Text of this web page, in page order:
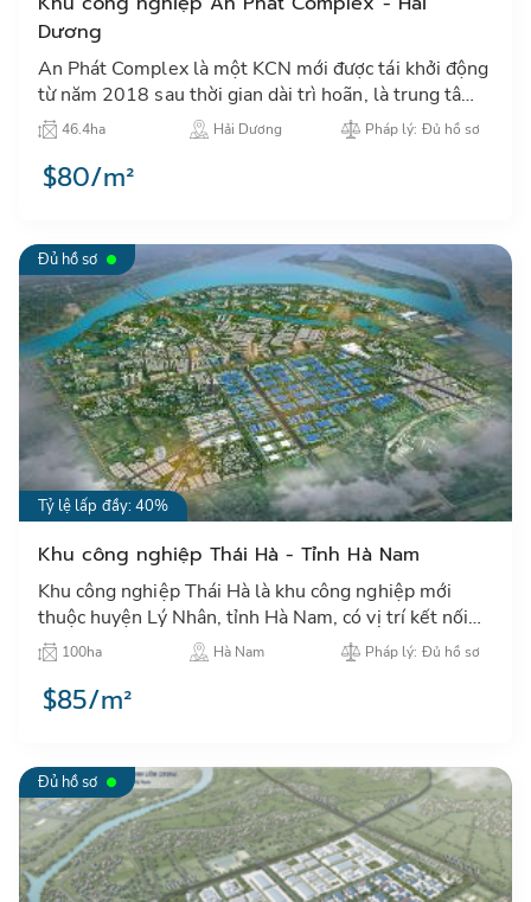
Dương
An Phát Complex là một KCN mới được tái khởi động
từ năm 2018 sau thời gian dài trì hoãn, là trung tâm
thu hút đầu tư công nghiệp tại khu vực thành phố Hải
Dươn…
46.4ha Hải Dương Pháp lý: Đủ hồ sơ
$80/m²
Đủ hồ sơ
Tỷ lệ lấp đầy: 40%
Khu công nghiệp Thái Hà - Tỉnh Hà Nam
Khu công nghiệp Thái Hà là khu công nghiệp mới
thuộc huyện Lý Nhân, tỉnh Hà Nam, có vị trí kết nối
giao thông thuận lợi và nằm gần khu vực dân cư đông
đúc…
100ha Hà Nam Pháp lý: Đủ hồ sơ
$85/m²
Đủ hồ sơ